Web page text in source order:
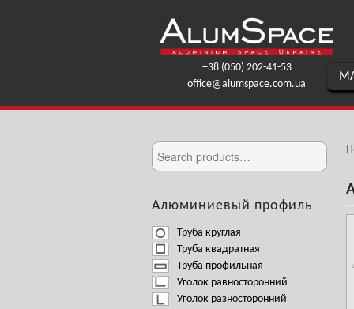
+38 (050) 202-41-53
office@alumspace.com.ua
Алюминиевый профиль
Труба круглая
Труба квадратная
Труба профильная
Уголок равносторонний
Уголок разносторонний